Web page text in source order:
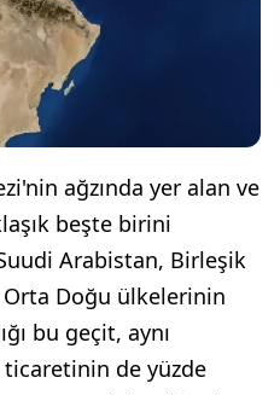
ağzında yer alan ve
beşte birini
Arabistan, Birleşik
Doğu ülkelerinin
bu geçit, aynı
de yüzde